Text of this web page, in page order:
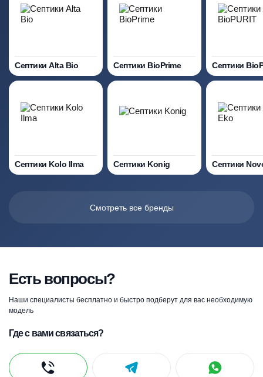
Септики Alta Bio Септики BioPrime Септики
Септики Kolo Ilma Септики Konig Септики
Смотреть все бренды
Есть вопросы?
Наши специалисты бесплатно и быстро подберут для вас необходимую
модель
Где с вами связаться?